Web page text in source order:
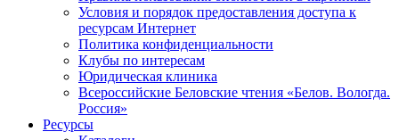
Условия и порядок предоставления доступа к
ресурсам Интернет
Политика конфиденциальности
Клубы по интересам
Юридическая клиника
Всероссийские Беловские чтения «Белов. Вологда.
Россия»
Ресурсы